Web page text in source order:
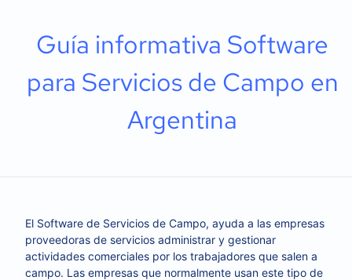
Guía informativa Software
para Servicios de Campo en
Argentina
El Software de Servicios de Campo, ayuda a las empresas
proveedoras de servicios administrar y gestionar
actividades comerciales por los trabajadores que salen a
campo. Las empresas que normalmente usan este tipo de